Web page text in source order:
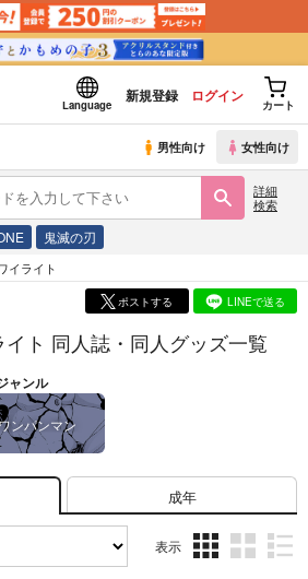
Language
新規登録 ログイン
カート
男性向け 女性向け
詳細
検索
鬼滅の刃
イライト
ポストする LINEで送る
ト 同人誌・同人グッズ一覧
ャンル
ンパンマン
成年
表示